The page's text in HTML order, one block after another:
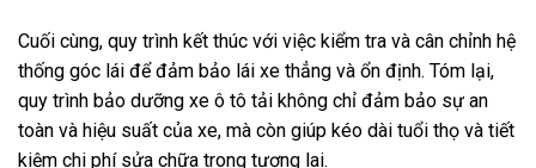
Cuối cùng, quy trình kết thúc với việc kiểm tra và cân chỉnh hệ
thống góc lái để đảm bảo lái xe thẳng và ổn định. Tóm lại,
quy trình bảo dưỡng xe ô tô tải không chỉ đảm bảo sự an
toàn và hiệu suất của xe, mà còn giúp kéo dài tuổi thọ và tiết
kiệm chi phí sửa chữa trong tương lai.